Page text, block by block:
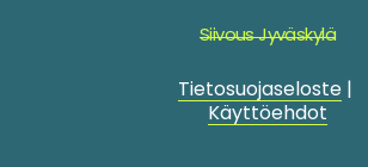
Siivous Jyväskylä
Tietosuojaseloste |
Käyttöehdot